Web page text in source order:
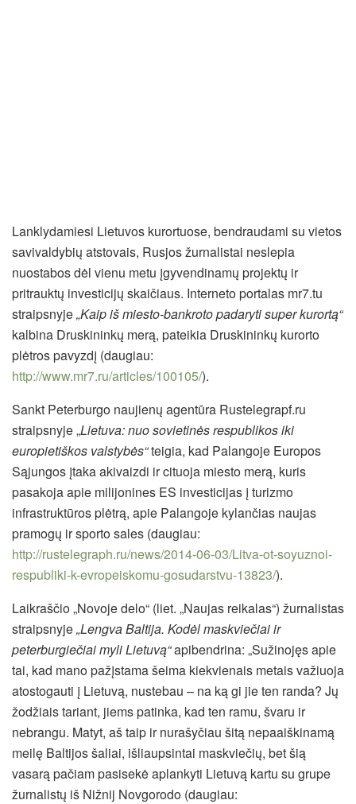
Lanklydamiesi Lietuvos kurortuose, bendraudami su vietos
savivaldybių atstovais, Rusjos žurnalistai neslepia
nuostabos dėl vienu metu įgyvendinamų projektų ir
pritrauktų investicijų skaičiaus. Interneto portalas mr7.tu
straipsnyje„Kaip iš miesto-bankroto padaryti super kurortą“
kalbina Druskininkų merą, pateikia Druskininkų kurorto
plėtros pavyzdį (daugiau:
http://www.mr7.ru/articles/100105/).
Sankt Peterburgo naujienų agentūra Rustelegrapf.ru
straipsnyje „Lietuva: nuo sovietinės respublikos iki
europietiškos valstybės“teigia, kad Palangoje Europos
Sąjungos įtaka akivaizdi ir cituoja miesto merą, kuris
pasakoja apie milijonines ES investicijas į turizmo
infrastruktūros plėtrą, apie Palangoje kylančias naujas
pramogų ir sporto sales (daugiau:
http://rustelegraph.ru/news/2014-06-03/Litva-ot-soyuznoi-
respubliki-k-evropeiskomu-gosudarstvu-13823/).
Laikraščio „Novoje delo“ (liet. „Naujas reikalas“) žurnalistas
straipsnyje„Lengva Baltija. Kodėl maskviečiai ir
peterburgiečiai myli Lietuvą“apibendrina: „Sužinojęs apie
tai, kad mano pažįstama šeima kiekvienais metais važiuoja
atostogauti į Lietuvą, nustebau – na ką gi jie ten randa? Jų
žodžiais tariant, jiems patinka, kad ten ramu, švaru ir
nebrangu. Matyt, aš taip ir nurašyčiau šitą nepaaiškinamą
meilę Baltijos šaliai, išliaupsintai maskviečių, bet šią
vasarą pačiam pasisekė aplankyti Lietuvą kartu su grupe
žurnalistų iš Nižnij Novgorodo (daugiau: